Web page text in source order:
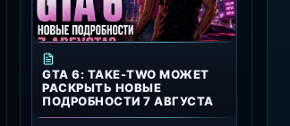
GTA 6: TAKE-TWO МОЖЕТ
РАСКРЫТЬ НОВЫЕ
ПОДРОБНОСТИ 7 АВГУСТА